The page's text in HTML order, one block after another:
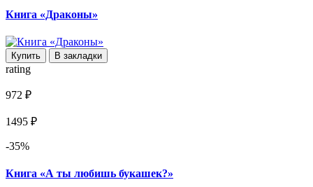
Книга «Драконы»
Купить В закладки
rating
972 ₽
1495 ₽
-35%
Книга «А ты любишь букашек?»